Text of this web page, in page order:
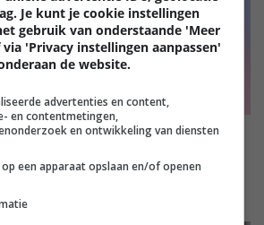
2022-2023
Je kunt je cookie instellingen
gebruik van onderstaande 'Meer
'Privacy instellingen aanpassen'
de website.
advertenties en content,
en contentmetingen,
en ontwikkeling van diensten
een apparaat opslaan en/of openen